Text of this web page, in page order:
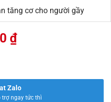
tăng cơ cho người gầy
₫Giá
Zalo
trợ ngay tức thì